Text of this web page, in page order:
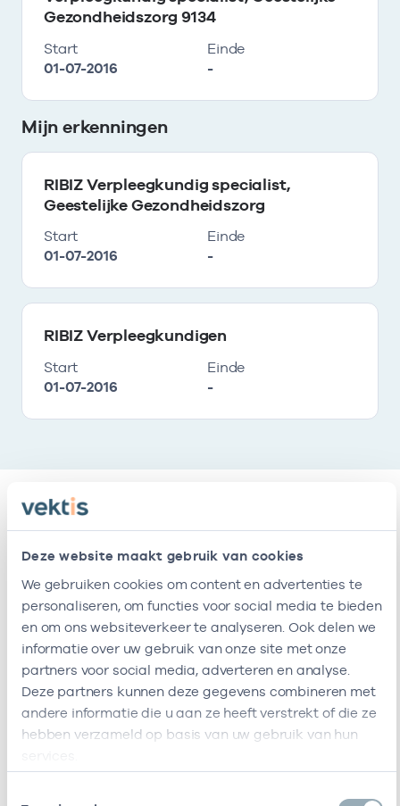
Deze website maakt gebruik van cookies
We gebruiken cookies om content en advertenties te
personaliseren, om functies voor social media te bieden
en om ons websiteverkeer te analyseren. Ook delen we
informatie over uw gebruik van onze site met onze
partners voor social media, adverteren en analyse.
Deze partners kunnen deze gegevens combineren met
andere informatie die u aan ze heeft verstrekt of die ze
hebben verzameld op basis van uw gebruik van hun
Gezondheidszorg 9134
Start
01-07-2016
Einde
-
Mijn erkenningen
RIBIZ Verpleegkundig specialist,
Geestelijke Gezondheidszorg
Start
01-07-2016
Einde
-
RIBIZ Verpleegkundigen
Start
01-07-2016
Einde
-
Relaties
Ik ben werkzaam bij de volgende vestigingen
Naam Zorgaanbod AGB-code
Adhdcentraal
B.v. Utrecht
Verpleegkundig specialist, Geestelijke Gezondheidszorg -
Ik heb een arbeidsrelatie met